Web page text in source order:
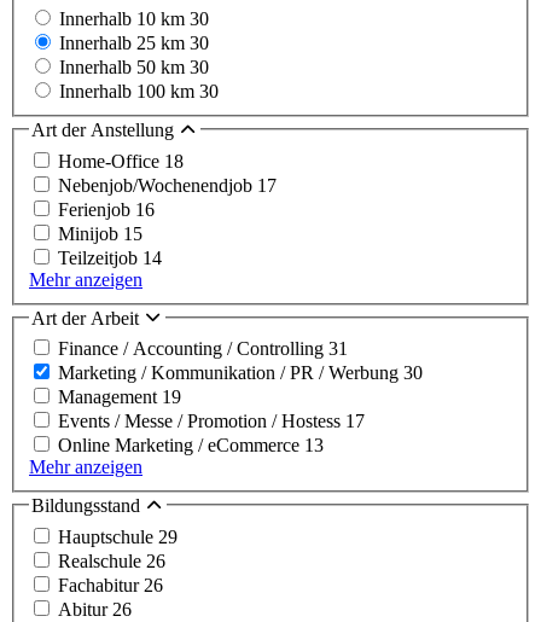
Innerhalb 10 km 30
Innerhalb 25 km 30
Innerhalb 50 km 30
Innerhalb 100 km 30
Art der Anstellung
Home-Office 18
Nebenjob/Wochenendjob 17
Ferienjob 16
Minijob 15
Teilzeitjob 14
Mehr anzeigen
Art der Arbeit
Finance / Accounting / Controlling 31
Marketing / Kommunikation / PR / Werbung 30
Management 19
Events / Messe / Promotion / Hostess 17
Online Marketing / eCommerce 13
Mehr anzeigen
Bildungsstand
Hauptschule 29
Realschule 26
Fachabitur 26
Abitur 26